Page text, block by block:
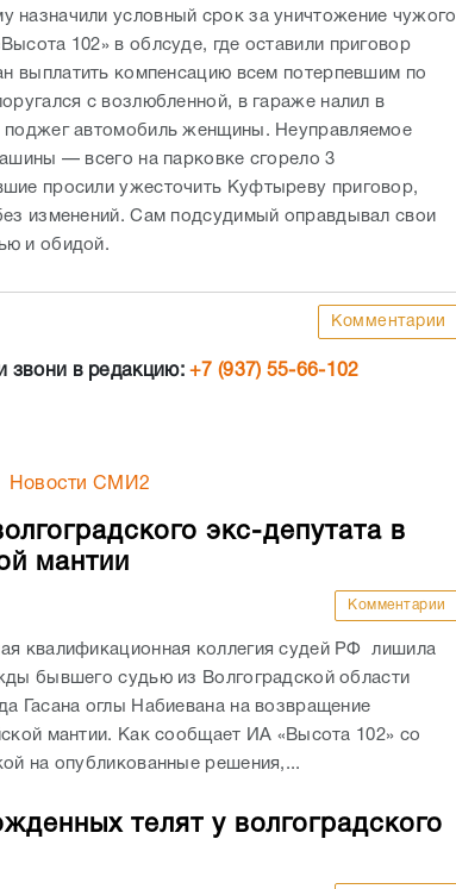
назначили условный срок за уничтожение чужого
102» в облсуде, где оставили приговор
выплатить компенсацию всем потерпевшим по
с возлюбленной, в гараже налил в
автомобиль женщины. Неуправляемое
— всего на парковке сгорело 3
просили ужесточить Куфтыреву приговор,
изменений. Сам подсудимый оправдывал свои
и обидой.
Комментарии
звони в редакцию:+7 (937) 55-66-102
Новости СМИ2
экс-депутата в
мантии
Комментарии
квалификационная коллегия судей РФ лишила
бывшего судью из Волгоградской области
Гасана оглы Набиевана на возвращение
мантии. Как сообщает ИА «Высота 102» со
на опубликованные решения,...
телят у волгоградского